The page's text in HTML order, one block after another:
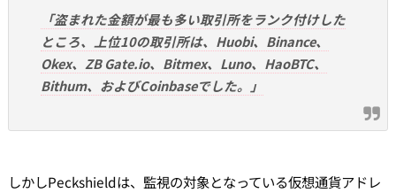
「盗まれた金額が最も多い取引所をランク付けした
ところ、上位10の取引所は、Huobi、Binance、
Okex、ZB Gate.io、Bitmex、Luno、HaoBTC、
Bithum、およびCoinbaseでした。」
しかしPeckshieldは、監視の対象となっている仮想通貨アドレ